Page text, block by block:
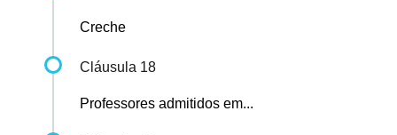
Creche
Cláusula 18
Professores admitidos em...